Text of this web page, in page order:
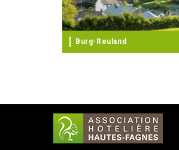
Burg-Reuland